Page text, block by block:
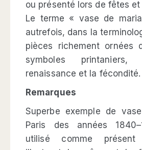
ou présenté lors de fêtes
Le terme « vase de
autrefois, dans la
pièces richement ornées
symboles
renaissance et la fécondité.
Remarques
Superbe exemple de
Paris des années
utilisé comme